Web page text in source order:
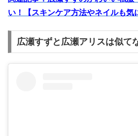
い！【スキンケア方法やネイルも気
広瀬すずと広瀬アリスは似て